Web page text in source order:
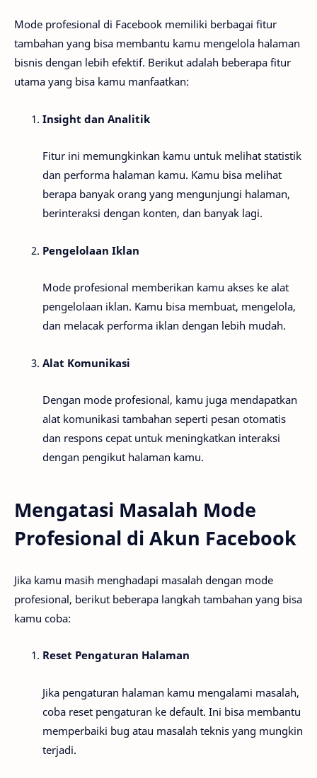
Mode profesional di Facebook memiliki berbagai fitur
tambahan yang bisa membantu kamu mengelola halaman
bisnis dengan lebih efektif. Berikut adalah beberapa fitur
utama yang bisa kamu manfaatkan:
Insight dan Analitik
Fitur ini memungkinkan kamu untuk melihat statistik
dan performa halaman kamu. Kamu bisa melihat
berapa banyak orang yang mengunjungi halaman,
berinteraksi dengan konten, dan banyak lagi.
Pengelolaan Iklan
Mode profesional memberikan kamu akses ke alat
pengelolaan iklan. Kamu bisa membuat, mengelola,
dan melacak performa iklan dengan lebih mudah.
Alat Komunikasi
Dengan mode profesional, kamu juga mendapatkan
alat komunikasi tambahan seperti pesan otomatis
dan respons cepat untuk meningkatkan interaksi
dengan pengikut halaman kamu.
Mengatasi Masalah Mode
Profesional di Akun Facebook
Jika kamu masih menghadapi masalah dengan mode
profesional, berikut beberapa langkah tambahan yang bisa
kamu coba:
Reset Pengaturan Halaman
Jika pengaturan halaman kamu mengalami masalah,
coba reset pengaturan ke default. Ini bisa membantu
memperbaiki bug atau masalah teknis yang mungkin
terjadi.